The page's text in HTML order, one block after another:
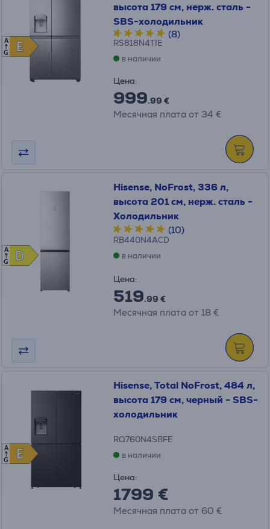
E
E
A
G
высота 179 см, нерж. сталь -
SBS-холодильник
(8)
RS818N4TIE
в наличии
Цена:
999.99 €
Месячная плата от 34 €
D
D
A
G
Hisense, NoFrost, 336 л,
высота 201 см, нерж. сталь -
Холодильник
(10)
RB440N4ACD
в наличии
Цена:
519.99 €
Месячная плата от 18 €
E
E
A
G
Hisense, Total NoFrost, 484 л,
высота 179 см, черный - SBS-
холодильник
RQ760N4SBFE
в наличии
Цена:
1799 €
Месячная плата от 60 €